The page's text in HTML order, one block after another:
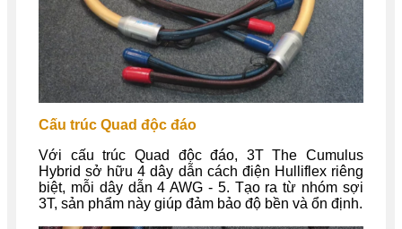
Cấu trúc Quad độc đáo
Với cấu trúc Quad độc đáo, 3T The Cumulus
Hybrid sở hữu 4 dây dẫn cách điện Hulliflex riêng
biệt, mỗi dây dẫn 4 AWG - 5. Tạo ra từ nhóm sợi
3T, sản phẩm này giúp đảm bảo độ bền và ổn định.